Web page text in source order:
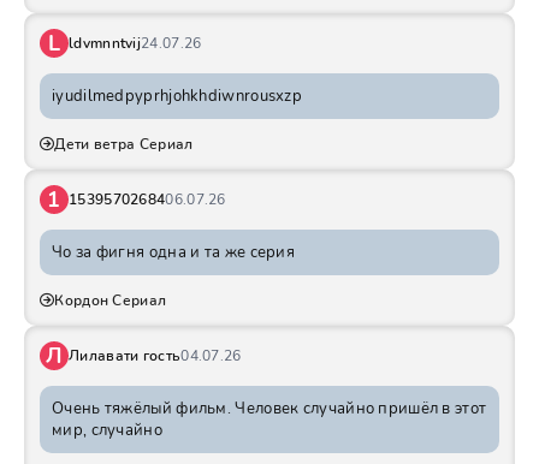
L ldvmnntvij24.07.26
iyudilmedpyprhjohkhdiwnrousxzp
Дети ветра Сериал
1 1539570268406.07.26
Чо за фигня одна и та же серия
Кордон Сериал
Л Лилавати гость04.07.26
Очень тяжёлый фильм. Человек случайно пришёл в этот
мир, случайно